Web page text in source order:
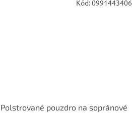
Polstrované pouzdro na sopránové
Kód:0991443406